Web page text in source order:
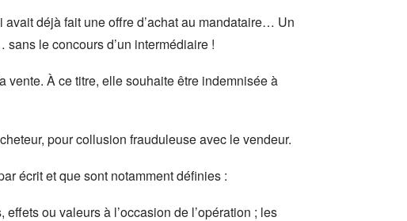
déjà fait une offre d’achat au mandataire… Un
le concours d’un intermédiaire !
vente. À ce titre, elle souhaite être indemnisée à
pour collusion frauduleuse avec le vendeur.
écrit et que sont notamment définies :
ou valeurs à l’occasion de l’opération ; les